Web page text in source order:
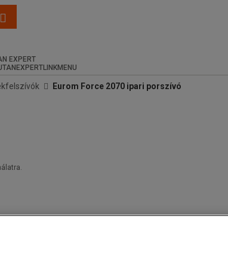
EXPERT
Eurom Force 2070 ipari porszívó